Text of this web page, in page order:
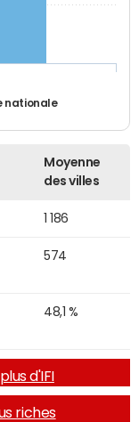
nationale
Moyenne
des villes
1 186
574
48,1 %
d'IFI
riches